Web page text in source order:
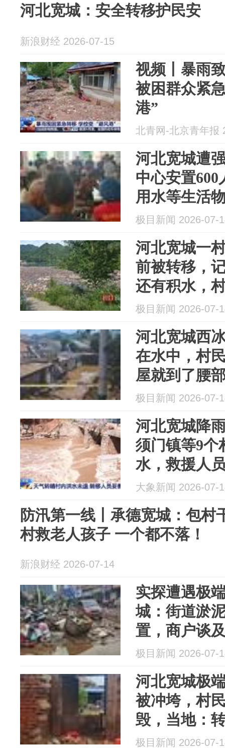
河北宽城：安全转移护民安
新浪财经 2026-07-15
视频丨暴雨
被困群众紧
港”
北青网-北京青年报
河北宽城遭
中心安置
用水等生活
面趋于稳定
极目新闻 2026-07-
河北宽城一
前被转移，
还有积水，
膝盖位置
极目新闻 2026-07-
河北宽城西
在水中，村
屋就到了腰
人用绳子拉
极目新闻 2026-07-
河北宽城降
须门镇等9个
水，救援人
里留守老人
无法行动的
大象新闻 2026-07-
防汛第一线丨承德宽城：包村
村救老人孩子 一个都不落！
新浪财经 2026-07-14
实探遭遇极
城：街道淤
置，商户谈
车等大型机
极目新闻 2026-07-
河北宽城极
被冲垮，村
毁，当地：
7个安置点，
极目新闻 2026-07-